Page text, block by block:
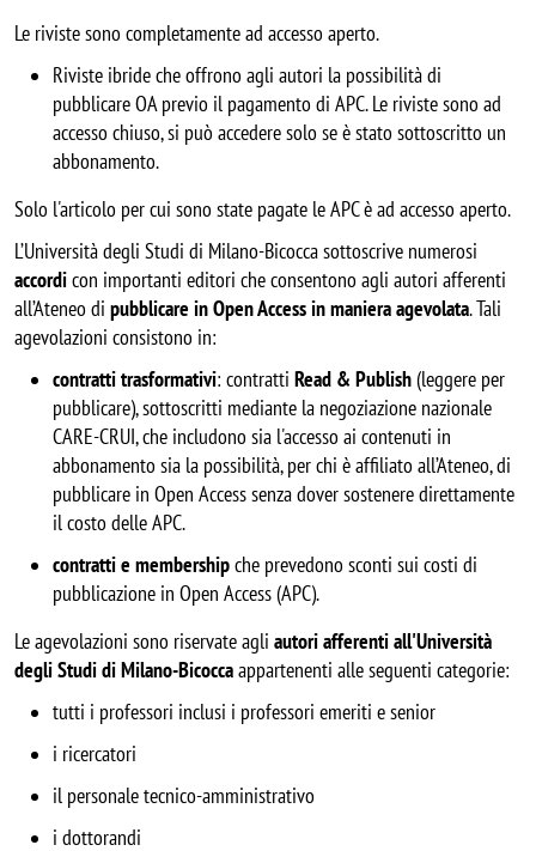
Le riviste sono completamente ad accesso aperto.
Riviste ibride che offrono agli autori la possibilità di
pubblicare OA previo il pagamento di APC. Le riviste sono ad
accesso chiuso, si può accedere solo se è stato sottoscritto un
abbonamento.
Solo l'articolo per cui sono state pagate le APC è ad accesso aperto.
L’Università degli Studi di Milano-Bicocca sottoscrive numerosi
accordicon importanti editori che consentono agli autori afferenti
all’Ateneo di pubblicare in Open Access in maniera agevolata. Tali
agevolazioni consistono in:
contratti trasformativi: contratti Read & Publish(leggere per
pubblicare), sottoscritti mediante la negoziazione nazionale
CARE-CRUI, che includono sia l'accesso ai contenuti in
abbonamento sia la possibilità, per chi è affiliato all’Ateneo, di
pubblicare in Open Access senza dover sostenere direttamente
il costo delle APC.
contratti e membershipche prevedono sconti sui costi di
pubblicazione in Open Access (APC).
Le agevolazioni sono riservate agli autori afferenti all'Università
degli Studi di Milano-Bicoccaappartenenti alle seguenti categorie:
tutti i professori inclusi i professori emeriti e senior
i ricercatori
il personale tecnico-amministrativo
i dottorandi